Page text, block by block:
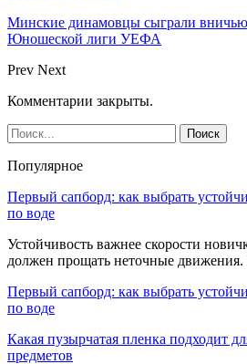
Минские динамовцы сыграли
Юношеской лиги УЕФА
Prev Next
Комментарии закрыты.
Популярное
Первый сапборд: как выбрать
по воде
Устойчивость важнее скорости
должен прощать неточные
Первый сапборд: как выбрать
по воде
Какая пузырчатая пленка подходит
предметов